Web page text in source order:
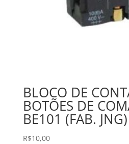
BLOCO DE
BOTÕES DE
BE101 (FAB. JNG)
R$10,00